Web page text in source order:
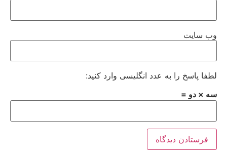
وب‌ سایت
لطفا پاسخ را به عدد انگلیسی وارد کنید:
سه × دو =